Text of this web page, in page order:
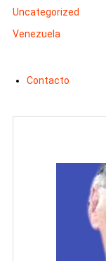
Uncategorized
Venezuela
Contacto